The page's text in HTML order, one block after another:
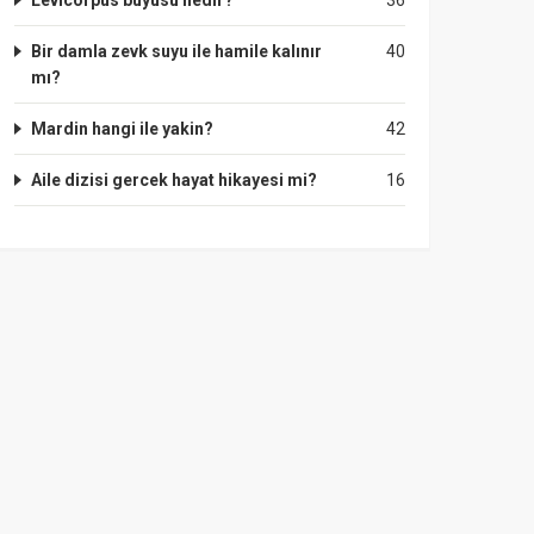
40
Bir damla zevk suyu ile hamile kalınır
mı?
42
Mardin hangi ile yakin?
16
Aile dizisi gercek hayat hikayesi mi?